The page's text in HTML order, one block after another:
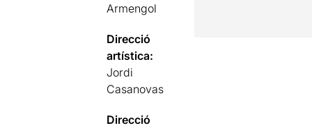
Armengol
Direcció
artística:
Jordi
Casanovas
Direcció